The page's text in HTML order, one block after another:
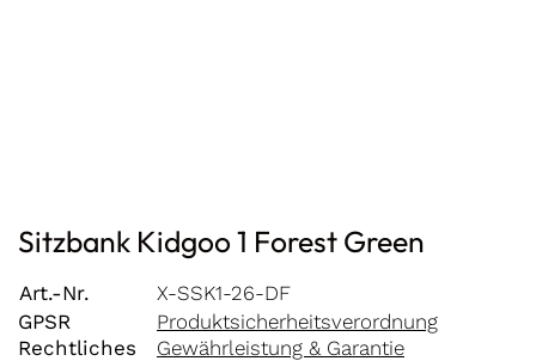
Sitzbank Kidgoo 1 Forest Green
Art.-Nr.
X-SSK1-26-DF
GPSR
Produktsicherheitsverordnung
Rechtliches
Gewährleistung & Garantie